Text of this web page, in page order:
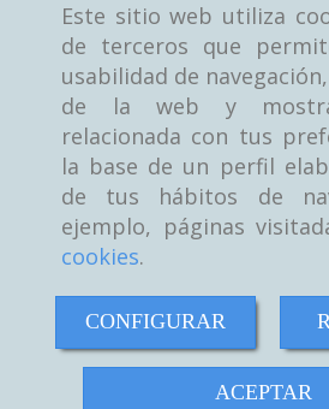
Este sitio web utiliza
de terceros que
usabilidad de
de la web y
relacionada con tus
la base de un perfil
de tus hábitos de
ejemplo, páginas
cookies.
CONFIGURAR
ACEPTAR